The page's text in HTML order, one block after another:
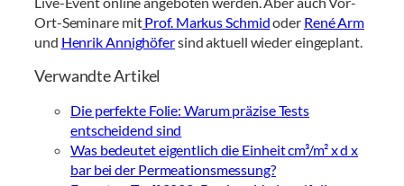
Ort-Seminare mitProf. Markus Schmidoder René Arm
und Henrik Annighöfersind aktuell wieder eingeplant.
Verwandte Artikel
Die perfekte Folie: Warum präzise Tests
entscheidend sind
Was bedeutet eigentlich die Einheit cm³/m² x d x
bar bei der Permeationsmessung?